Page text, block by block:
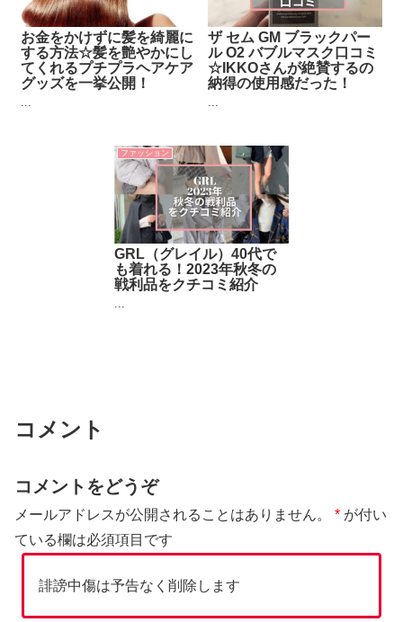
お金をかけずに髪を綺麗に
する方法☆髪を艶やかにし
てくれるプチプラヘアケア
グッズを一挙公開！
ザ セム GM ブラックパー
ル O2 バブルマスク口コミ
☆IKKOさんが絶賛するの
納得の使用感だった！
ファッション
GRL（グレイル）40代で
も着れる！2023年秋冬の
戦利品をクチコミ紹介
コメント
コメントをどうぞ
メールアドレスが公開されることはありません。 * が付い
ている欄は必須項目です
誹謗中傷は予告なく削除します